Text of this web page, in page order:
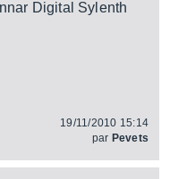
Digital Sylenth
19/11/2010 15:14
par Pevets